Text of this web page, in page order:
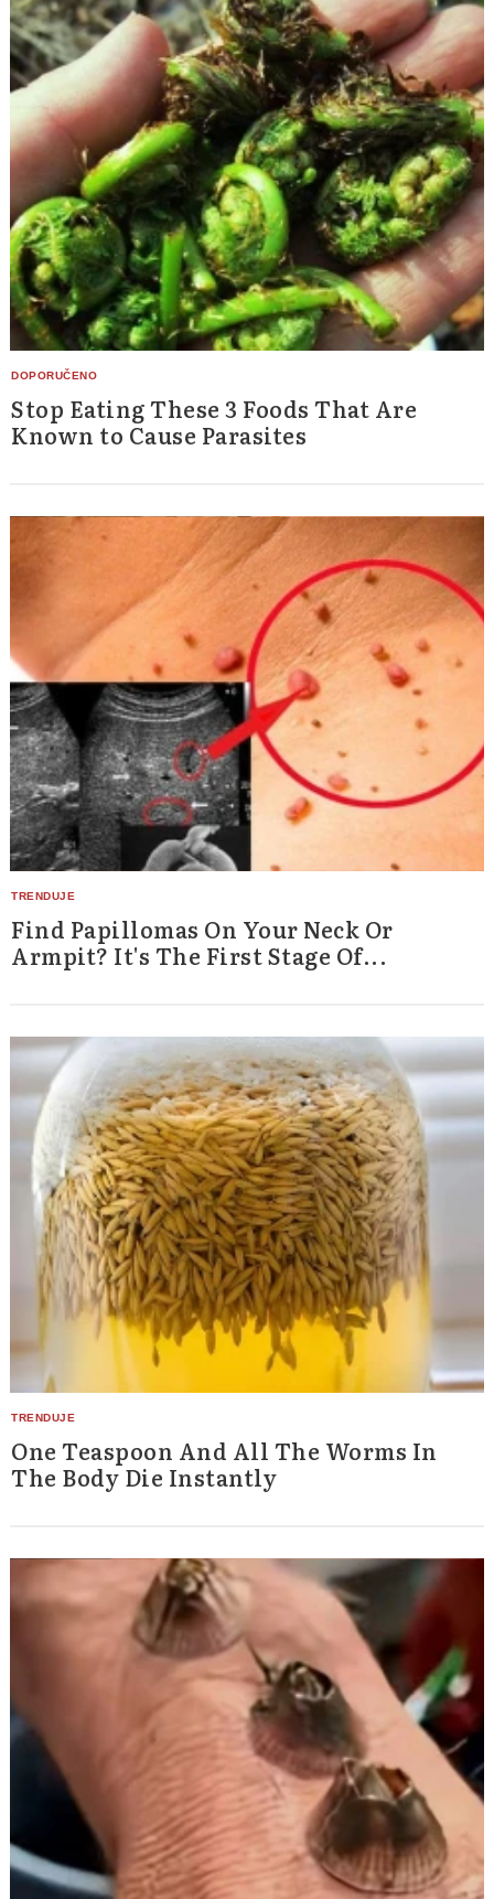
Stop Eating These 3 Foods That Are
Known to Cause Parasites
Find Papillomas On Your Neck Or
Armpit? It's The First Stage Of...
One Teaspoon And All The Worms In
The Body Die Instantly